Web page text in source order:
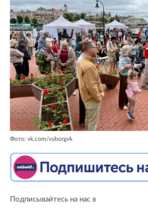
Фото: vk.com/vyborgvk
Подписывайтесь на нас в